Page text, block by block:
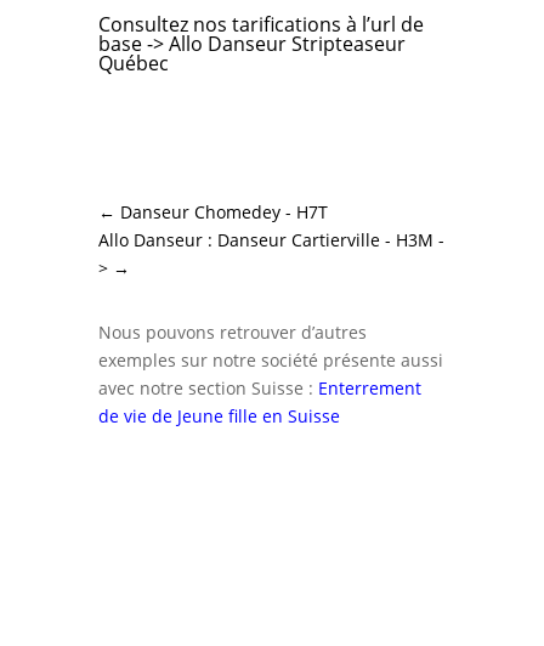
Consultez nos tarifications à l’url de
base ->Allo Danseur Stripteaseur
Québec
← Danseur Chomedey - H7T
Allo Danseur : Danseur Cartierville - H3M -
>→
Nous pouvons retrouver d’autres
exemples sur notre société présente aussi
avec notre section Suisse : Enterrement
de vie de Jeune fille en Suisse